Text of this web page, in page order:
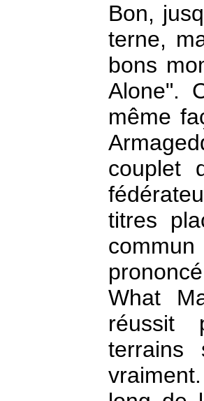
Bon,
terne,
bons
Alone".
même
couplet
titres
commun
What
réussit
terrains